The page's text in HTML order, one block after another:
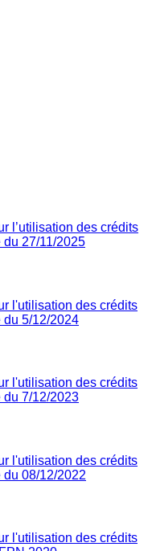
l’utilisation des crédits
27/11/2025
l'utilisation des crédits
du 5/12/2024
l'utilisation des crédits
du 7/12/2023
l'utilisation des crédits
08/12/2022
l'utilisation des crédits